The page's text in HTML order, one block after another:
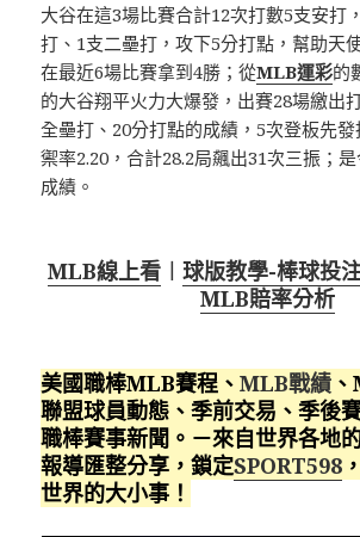
大谷在這3場比賽合計12次打數5支安打
打、1支二壘打，攻下5分打點，幫助天
在最近6場比賽拿到4勝；從MLB運彩的
的大谷翔平火力大爆發，出賽28場繳出
全壘打、20分打點的成績，5次登板先
禦率2.20，合計28.2局飆出31次三振；
成績。
MLB線上看︱ 球版教學-棒球投
MLB賠率分析
美國職棒MLB賽程、MLB戰績
聯盟球員動態、季前交易、季後
職棒賽事新聞。－來自世界各地
報導匯整分享，鎖定SPORT598
世界的大小事！